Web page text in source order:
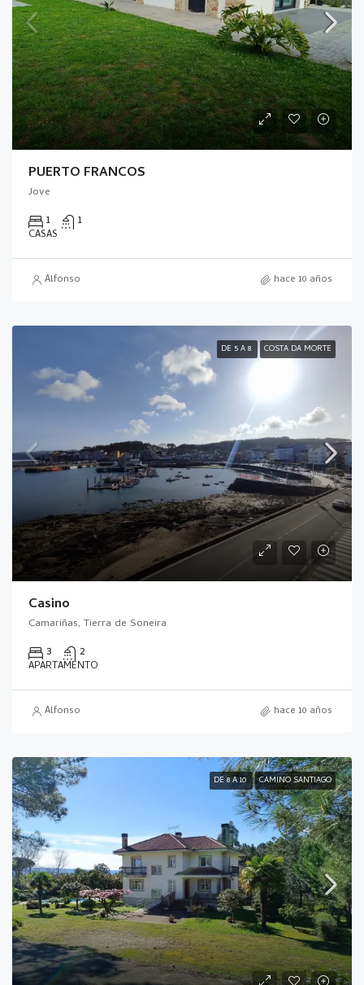
PUERTO FRANCOS
Jove
1 1
CASAS
Alfonso hace 10 años
DE 5 A 8 COSTA DA MORTE
Casino
Camariñas, Tierra de Soneira
3 2
APARTAMENTO
Alfonso hace 10 años
DE 8 A 10 CAMINO SANTIAGO